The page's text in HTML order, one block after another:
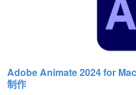
Adobe Animate 2024 for
制作